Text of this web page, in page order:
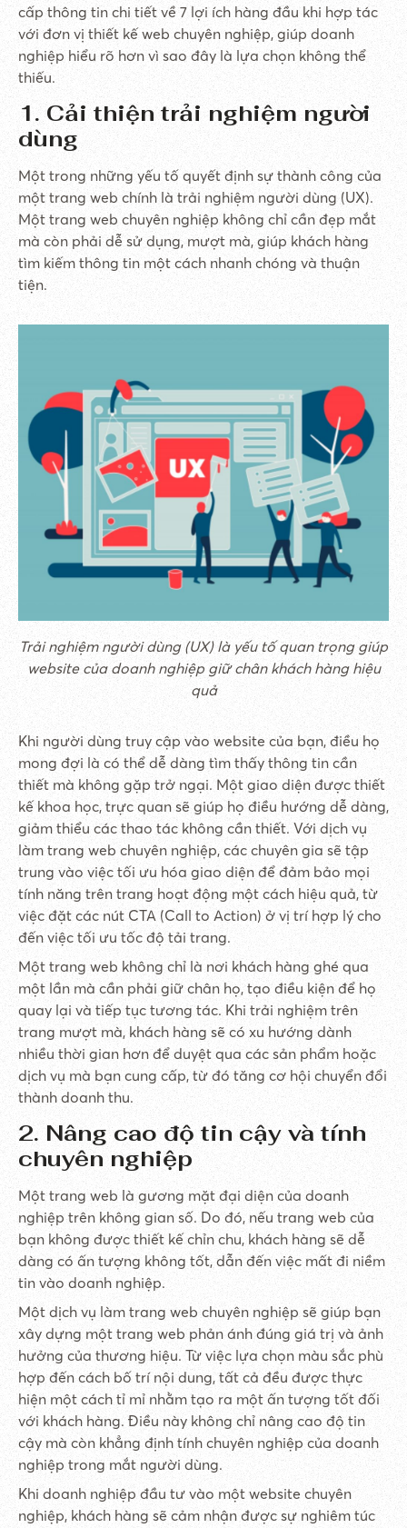
cấp thông tin chi tiết về 7 lợi ích hàng đầu khi hợp tác
với đơn vị thiết kế web chuyên nghiệp, giúp doanh
nghiệp hiểu rõ hơn vì sao đây là lựa chọn không thể
thiếu.
1. Cải thiện trải nghiệm người
dùng
Một trong những yếu tố quyết định sự thành công của
một trang web chính là trải nghiệm người dùng (UX).
Một trang web chuyên nghiệp không chỉ cần đẹp mắt
mà còn phải dễ sử dụng, mượt mà, giúp khách hàng
tìm kiếm thông tin một cách nhanh chóng và thuận
tiện.
Trải nghiệm người dùng (UX) là yếu tố quan trọng giúp
website của doanh nghiệp giữ chân khách hàng hiệu
quả
Khi người dùng truy cập vào website của bạn, điều họ
mong đợi là có thể dễ dàng tìm thấy thông tin cần
thiết mà không gặp trở ngại. Một giao diện được thiết
kế khoa học, trực quan sẽ giúp họ điều hướng dễ dàng,
giảm thiểu các thao tác không cần thiết. Với dịch vụ
làm trang web chuyên nghiệp, các chuyên gia sẽ tập
trung vào việc tối ưu hóa giao diện để đảm bảo mọi
tính năng trên trang hoạt động một cách hiệu quả, từ
việc đặt các nút CTA (Call to Action) ở vị trí hợp lý cho
đến việc tối ưu tốc độ tải trang.
Một trang web không chỉ là nơi khách hàng ghé qua
một lần mà cần phải giữ chân họ, tạo điều kiện để họ
quay lại và tiếp tục tương tác. Khi trải nghiệm trên
trang mượt mà, khách hàng sẽ có xu hướng dành
nhiều thời gian hơn để duyệt qua các sản phẩm hoặc
dịch vụ mà bạn cung cấp, từ đó tăng cơ hội chuyển đổi
thành doanh thu.
2. Nâng cao độ tin cậy và tính
chuyên nghiệp
Một trang web là gương mặt đại diện của doanh
nghiệp trên không gian số. Do đó, nếu trang web của
bạn không được thiết kế chỉn chu, khách hàng sẽ dễ
dàng có ấn tượng không tốt, dẫn đến việc mất đi niềm
tin vào doanh nghiệp.
Một dịch vụ làm trang web chuyên nghiệp sẽ giúp bạn
xây dựng một trang web phản ánh đúng giá trị và ảnh
hưởng của thương hiệu. Từ việc lựa chọn màu sắc phù
hợp đến cách bố trí nội dung, tất cả đều được thực
hiện một cách tỉ mỉ nhằm tạo ra một ấn tượng tốt đối
với khách hàng. Điều này không chỉ nâng cao độ tin
cậy mà còn khẳng định tính chuyên nghiệp của doanh
nghiệp trong mắt người dùng.
Khi doanh nghiệp đầu tư vào một website chuyên
nghiệp, khách hàng sẽ cảm nhận được sự nghiêm túc